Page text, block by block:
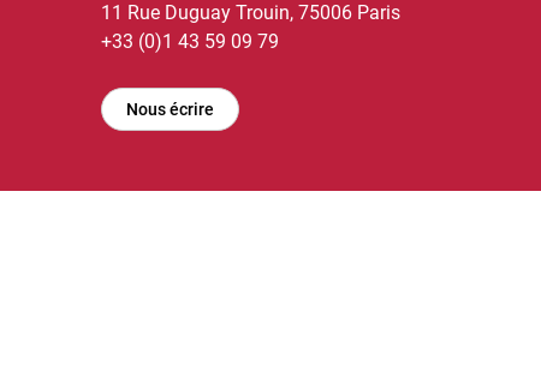
11 Rue Duguay Trouin, 75006 Paris
+33 (0)1 43 59 09 79
Nous écrire